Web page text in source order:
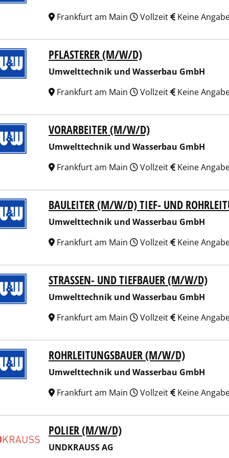
Frankfurt am Main
Vollzeit Keine
und Wasserbau GmbH
PFLASTERER (M/W/D)
Umwelttechnik und Wasserbau GmbH
Frankfurt am Main
Vollzeit Keine
und Wasserbau GmbH
VORARBEITER (M/W/D)
Umwelttechnik und Wasserbau GmbH
Frankfurt am Main
Vollzeit Keine
und Wasserbau GmbH
BAULEITER (M/W/D) TIEF- UND
Umwelttechnik und Wasserbau GmbH
Frankfurt am Main
Vollzeit Keine
und Wasserbau GmbH
STRASSEN- UND TIEFBAUER (M/W/D)
Umwelttechnik und Wasserbau GmbH
Frankfurt am Main
Vollzeit Keine
und Wasserbau GmbH
ROHRLEITUNGSBAUER (M/W/D)
Umwelttechnik und Wasserbau GmbH
Frankfurt am Main
Vollzeit Keine
POLIER (M/W/D)
UNDKRAUSS AG